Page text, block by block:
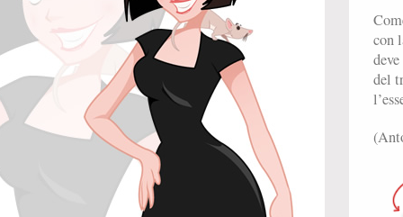
con
del